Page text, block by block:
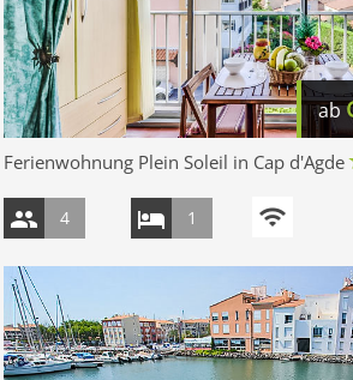
ab
Ferienwohnung Plein Soleil in Cap d'Agde
4 1